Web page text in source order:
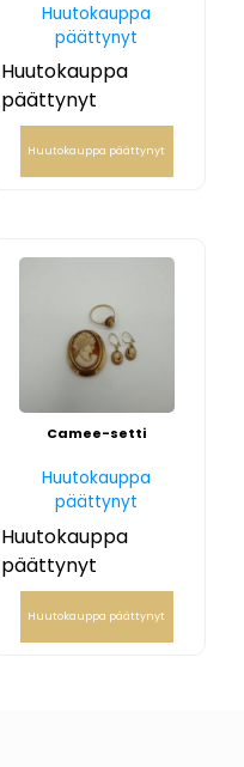
Huutokauppa
päättynyt
Huutokauppa
päättynyt
Huutokauppa päättynyt
Camee-setti
Huutokauppa
päättynyt
Huutokauppa
päättynyt
Huutokauppa päättynyt